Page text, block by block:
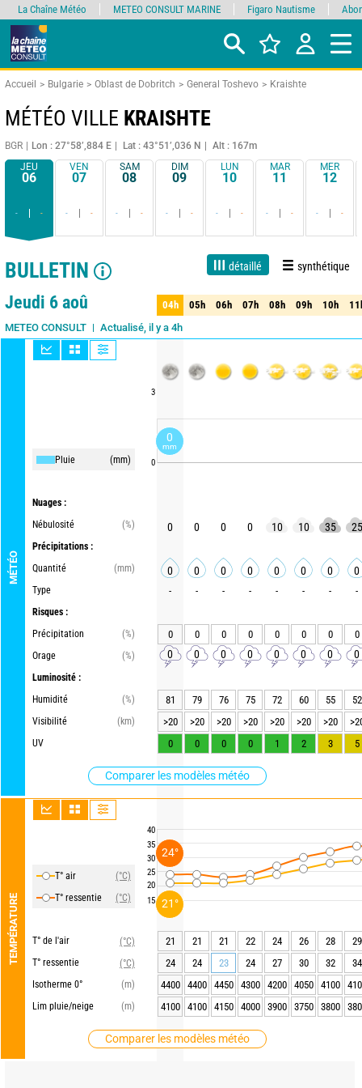
Accueil Bulgarie Oblast de Dobritch General Toshevo Kraishte
MÉTÉO VILLE KRAISHTE
BGR Lon : 27°58’,884 E Lat : 43°51’,036 N
Alt : 167m
JEU
06
- -
VEN
07
- -
SAM
08
- -
DIM
09
- -
LUN
10
- -
MAR
11
- -
MER
12
- -
BULLETIN détaillé synthétique
1 jour 3 jours 15 jours Fiabilité 85%
Jeudi 6 aoû
METEO CONSULT Actualisé, il y a 4h
MÉTÉO
Pluie (mm)
Nuages :
Nébulosité
(%)
Précipitations :
Quantité
(mm)
Type
Risques :
Précipitation
(%)
Orage
(%)
Luminosité :
Humidité
(%)
Visibilité
(km)
UV
Comparer les modèles météo
TEMPÉRATURE
T° air
(°C)
T° ressentie
(°C)
T° de l'air
(°C)
T° ressentie
(°C)
Isotherme 0°
(m)
Lim pluie/neige
(m)
Comparer les modèles météo
3
0
40
35
30
25
20
15
04h 05h 06h 07h 08h 09h 10h
04h 05h 06h 07h 08h 09h 10h
0 0 0 0 10 10 35 25
0 0 0 0 0 0 0 0
- - - - - - - -
0 0 0 0 0 0 0 0
0 0 0 0 0 0 0 0
81 79 76 75 72 60 55
52
>20
>20 >20 >20 >20 >20 >20
0
0 0 0 1 2 3 5
21 21 21 22 24 26 28
29
24
24 23 24 27 30 32
34
4400
4400 4450 4300 4200 4050 4100
4100
4100 4150 4000 3900 3750 3800
La Chaîne Météo METEO CONSULT MARINE Figaro Nautisme
0
mm
21°
24°